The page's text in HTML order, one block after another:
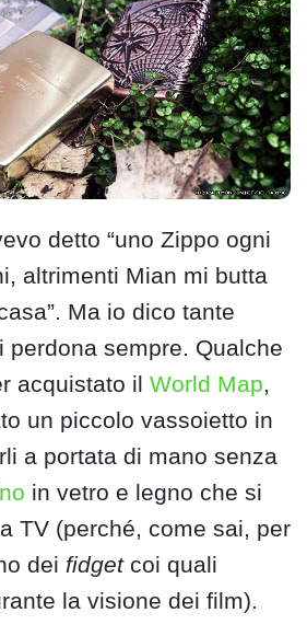
detto “uno Zippo ogni
altrimenti Mian mi butta
Ma io dico tante
perdona sempre. Qualche
acquistato il World Map,
un piccolo vassoietto in
a portata di mano senza
in vetro e legno che si
TV (perché, come sai, per
dei fidgetcoi quali
la visione dei film).